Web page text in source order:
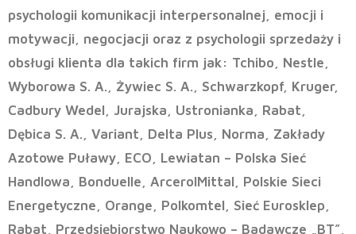
psychologii komunikacji interpersonalnej, emocji i
motywacji, negocjacji oraz z psychologii sprzedaży i
obsługi klienta dla takich firm jak: Tchibo, Nestle,
Wyborowa S. A., Żywiec S. A., Schwarzkopf, Kruger,
Cadbury Wedel, Jurajska, Ustronianka, Rabat,
Dębica S. A., Variant, Delta Plus, Norma, Zakłady
Azotowe Puławy, ECO, Lewiatan – Polska Sieć
Handlowa, Bonduelle, ArcerolMittal, Polskie Sieci
Energetyczne, Orange, Polkomtel, Sieć Eurosklep,
Rabat, Przedsiębiorstwo Naukowo – Badawcze „BT”,